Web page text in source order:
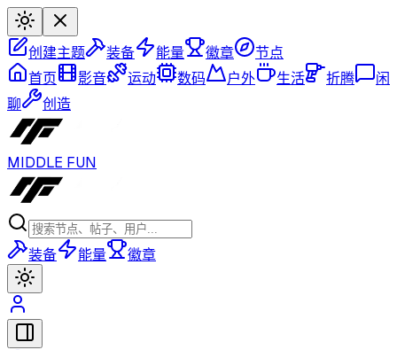
创建主题 装备 能量 徽章
节点
首页
影音 运动 数码 户外 生活 折腾
闲
聊
创造
MIDDLE FUN
装备 能量 徽章